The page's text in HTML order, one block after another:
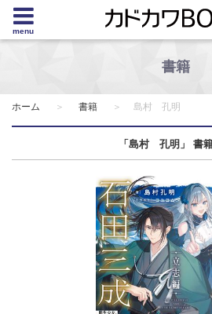
menu
書籍
ホーム 書籍 島村 孔明
「島村 孔明」 書